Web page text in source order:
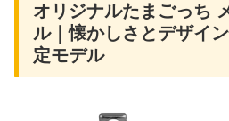
オリジナルたまごっち
ル｜懐かしさとデザイ
定モデル